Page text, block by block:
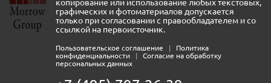
копирование или использование любых текстовых,
графических и фотоматериалов допускается
только при согласовании с правообладателем и со
ссылкой на первоисточник.
Пользовательское соглашение |
Политика
конфиденциальности
|
Согласие на обработку
персональных данных